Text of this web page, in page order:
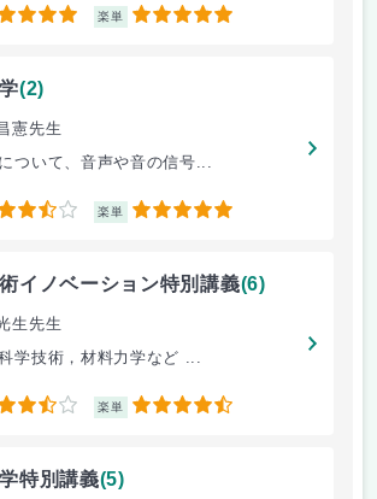
楽単 5
(2)
憲先生
ついて、音声や音の信号...
楽単 5
イノベーション特別講義(6)
生先生
学技術，材料力学など ...
楽単 4.5
特別講義(5)